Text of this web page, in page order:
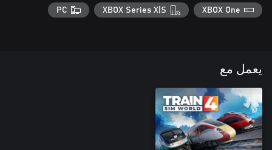
XBOX One
XBOX Series X|S
PC
يعمل مع